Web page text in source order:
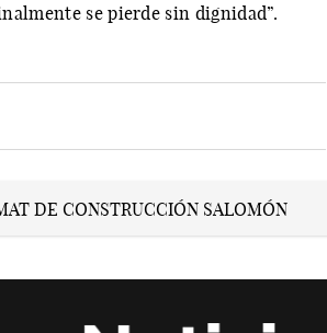
se pierde sin dignidad”.